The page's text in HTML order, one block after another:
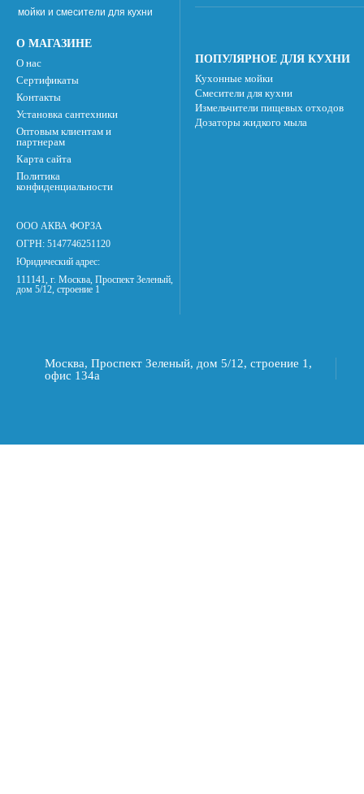
мойки и смесители для кухни
О МАГАЗИНЕ
О нас
Сертификаты
Контакты
Установка сантехники
Оптовым клиентам и
партнерам
Карта сайта
Политика
конфиденциальности
ООО АКВА ФОРЗА
ОГРН: 5147746251120
Юридический адрес:
111141, г. Москва, Проспект Зеленый,
дом 5/12, строение 1
ПОПУЛЯРНОЕ ДЛЯ КУХНИ
Кухонные мойки
Смесители для кухни
Измельчители пищевых отходов
Дозаторы жидкого мыла
Москва, Проспект Зеленый, дом 5/12, строение 1,
офис 134а